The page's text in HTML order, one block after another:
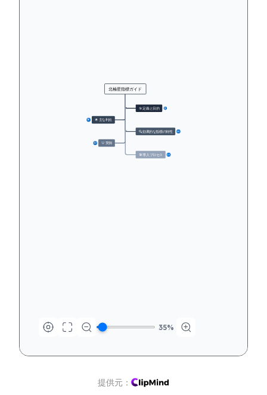
🎯 定義と目的 8
🌟 主な利点
16
🔍 効果的な指標の特性 18
💡 実例
12
🛠️ 導入プロセス 15
北極星指標ガイド
35%
提供元：